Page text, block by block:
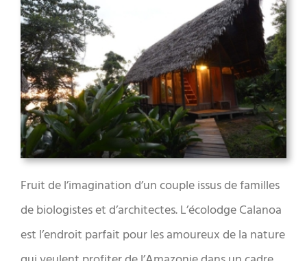
Fruit de l’imagination d’un couple issus de familles
de biologistes et d’architectes. L’écolodge Calanoa
est l’endroit parfait pour les amoureux de la nature